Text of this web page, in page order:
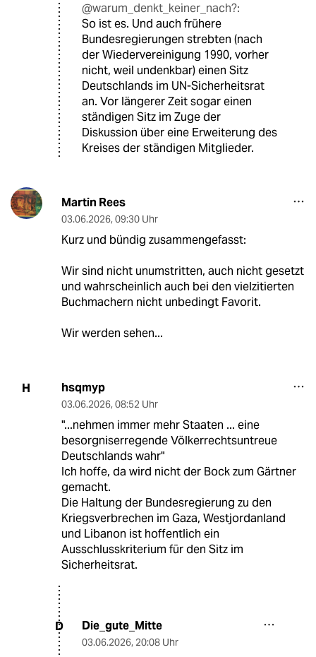
@warum_denkt_keiner_nach?:
So ist es. Und auch frühere
Bundesregierungen strebten (nach
der Wiedervereinigung 1990, vorher
nicht, weil undenkbar) einen Sitz
Deutschlands im UN-Sicherheitsrat
an. Vor längerer Zeit sogar einen
ständigen Sitz im Zuge der
Diskussion über eine Erweiterung des
Kreises der ständigen Mitglieder.
Martin Rees
03.06.2026, 09:30 Uhr
Kurz und bündig zusammengefasst:
Wir sind nicht unumstritten, auch nicht gesetzt
und wahrscheinlich auch bei den vielzitierten
Buchmachern nicht unbedingt Favorit.
Wir werden sehen...
H hsqmyp
03.06.2026, 08:52 Uhr
"...nehmen immer mehr Staaten ... eine
besorgniserregende Völkerrechtsuntreue
Deutschlands wahr"
Ich hoffe, da wird nicht der Bock zum Gärtner
gemacht.
Die Haltung der Bundesregierung zu den
Kriegsverbrechen im Gaza, Westjordanland
und Libanon ist hoffentlich ein
Ausschlusskriterium für den Sitz im
Sicherheitsrat.
D Die_gute_Mitte
03.06.2026, 20:08 Uhr